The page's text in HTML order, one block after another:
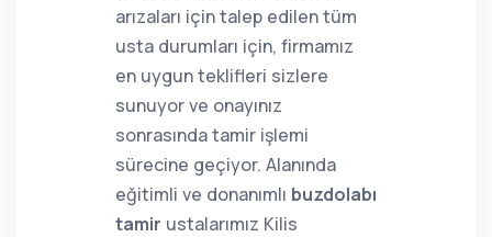
arızaları için talep edilen tüm
usta durumları için, firmamız
en uygun teklifleri sizlere
sunuyor ve onayınız
sonrasında tamir işlemi
sürecine geçiyor. Alanında
eğitimli ve donanımlı buzdolabı
tamir ustalarımız Kilis